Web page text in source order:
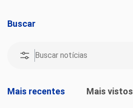
Buscar
Mais recentes Mais vistos